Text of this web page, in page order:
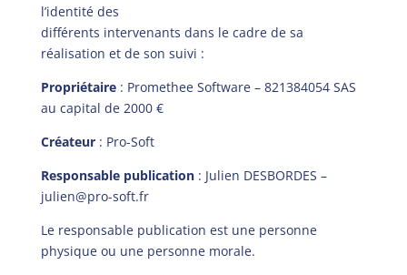
l’identité des
différents intervenants dans le cadre de sa
réalisation et de son suivi :
Propriétaire: Promethee Software – 821384054 SAS
au capital de 2000 €
Créateur: Pro-Soft
Responsable publication: Julien DESBORDES –
julien@pro-soft.fr
Le responsable publication est une personne
physique ou une personne morale.